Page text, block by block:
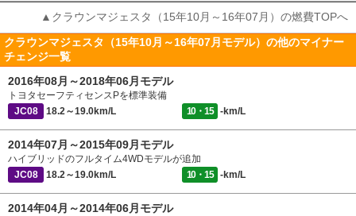
▲クラウンマジェスタ（15年10月～16年07月）の燃費TOPへ
クラウンマジェスタ（15年10月～16年07月モデル）の他のマイナー
チェンジ一覧
2016年08月～2018年06月モデル
トヨタセーフティセンスPを標準装備
JC08
18.2～19.0km/L 10・15 -km/L
2014年07月～2015年09月モデル
ハイブリッドのフルタイム4WDモデルが追加
JC08
18.2～19.0km/L 10・15 -km/L
2014年04月～2014年06月モデル